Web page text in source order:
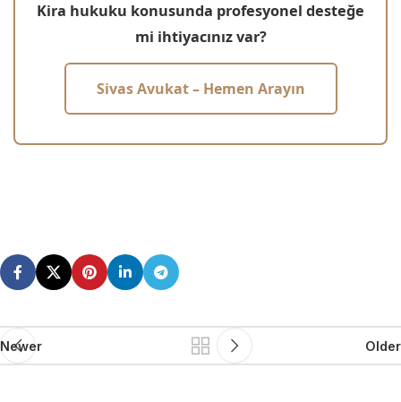
Kira hukuku konusunda profesyonel desteğe
mi ihtiyacınız var?
Sivas Avukat – Hemen Arayın
Newer Older